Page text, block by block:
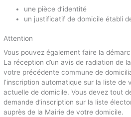
une pièce d’identité
un justificatif de domicile établi
Attention
Vous pouvez également faire la
La réception d’un avis de radiation de
votre précédente commune de
l’inscription automatique sur la liste de
actuelle de domicile. Vous devez tout
demande d’inscription sur la liste
auprès de la Mairie de votre domicile.